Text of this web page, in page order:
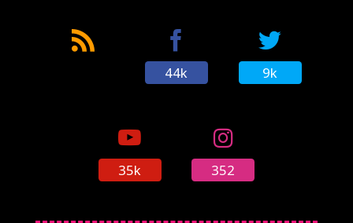
44k 9k
35k 352